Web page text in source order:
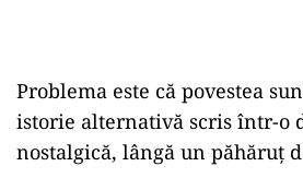
Problema este că povestea
istorie alternativă scris într-o
nostalgică, lângă un păhăruț